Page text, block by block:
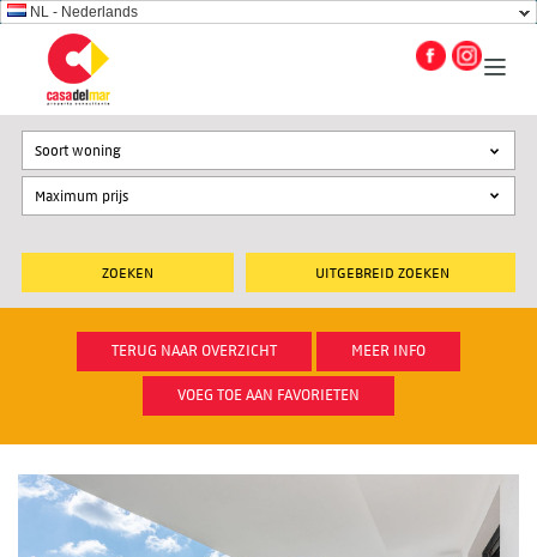
NL - Nederlands
UITGEBREID ZOEKEN
Soort woning
TERUG NAAR OVERZICHT MEER INFO
VOEG TOE AAN FAVORIETEN